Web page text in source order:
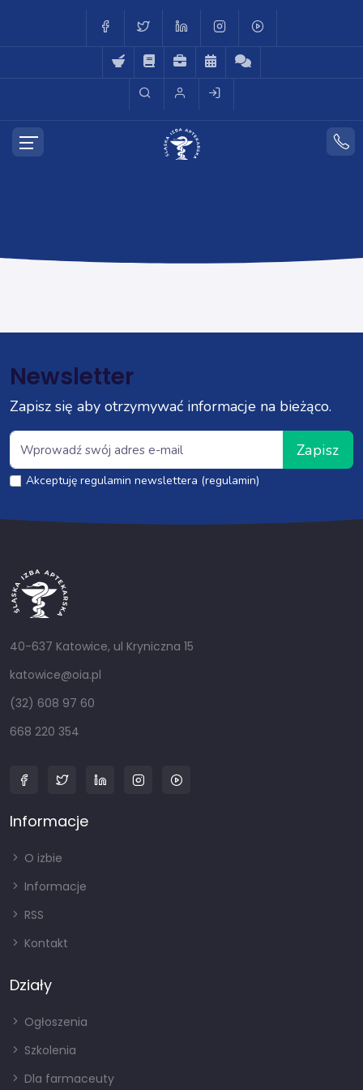
Newsletter
Zapisz się aby otrzymywać informacje na bieżąco.
Zapisz
Akceptuję regulamin newslettera (regulamin)
40-637 Katowice, ul Kryniczna 15
katowice@oia.pl
(32) 608 97 60
668 220 354
Informacje
O izbie
Informacje
RSS
Kontakt
Działy
Ogłoszenia
Szkolenia
Dla farmaceuty